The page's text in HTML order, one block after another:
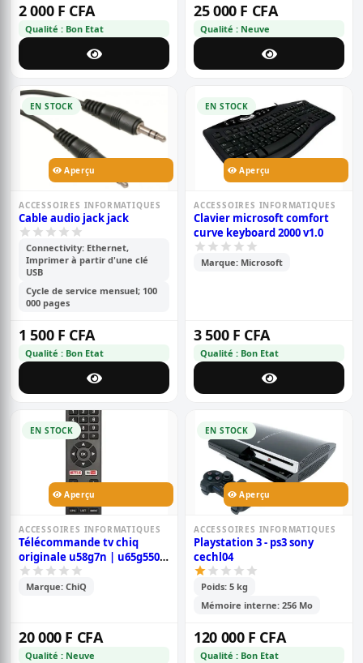
2 000 F CFA
Qualité : Bon Etat
25 000 F CFA
Qualité : Neuve
EN STOCK
Aperçu
ACCESSOIRES INFORMATIQUES
Cable audio jack jack
Connectivity: Ethernet,
Imprimer à partir d'une clé
USB
Cycle de service mensuel; 100
000 pages
1 500 F CFA
Qualité : Bon Etat
EN STOCK
Aperçu
ACCESSOIRES INFORMATIQUES
Clavier microsoft comfort
curve keyboard 2000 v1.0
Marque: Microsoft
3 500 F CFA
Qualité : Bon Etat
EN STOCK
Aperçu
ACCESSOIRES INFORMATIQUES
Télécommande tv chiq
originale u58g7n | u65g5500
| u65g6 | u65q5t | u70g8 |
u75g8
Marque: ChiQ
20 000 F CFA
Qualité : Neuve
EN STOCK
Aperçu
ACCESSOIRES INFORMATIQUES
Playstation 3 - ps3 sony
cechl04
Poids: 5 kg
Mémoire interne: 256 Mo
120 000 F CFA
Qualité : Bon Etat